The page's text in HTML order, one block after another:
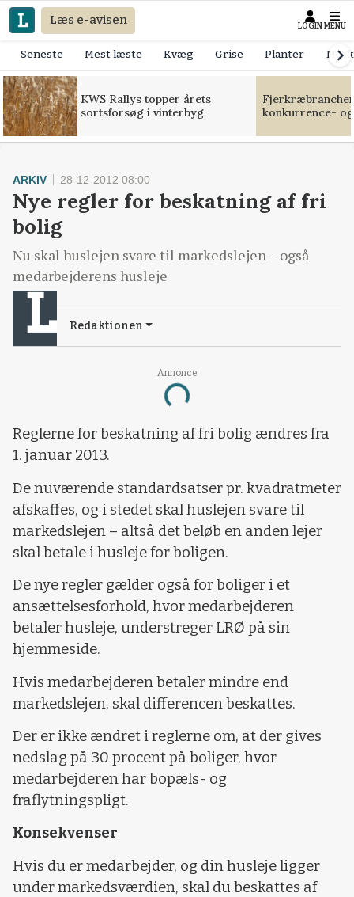
Læs e-avisen LOGIN MENU
Seneste Mest læste Kvæg Grise Planter
KWS Rallys topper årets
sortsforsøg i vinterbyg
konkurrence-
Annonce
Loading...
ARKIV 28-12-2012 08:00
Nye regler for beskatning af fri
bolig
Nu skal huslejen svare til markedslejen – også
medarbejderens husleje
Redaktionen
Reglerne for beskatning af fri bolig ændres fra
1. januar 2013.
De nuværende standardsatser pr. kvadratmeter
afskaffes, og i stedet skal huslejen svare til
markedslejen – altså det beløb en anden lejer
skal betale i husleje for boligen.
De nye regler gælder også for boliger i et
ansættelsesforhold, hvor medarbejderen
betaler husleje, understreger LRØ på sin
hjemmeside.
Hvis medarbejderen betaler mindre end
markedslejen, skal differencen beskattes.
Der er ikke ændret i reglerne om, at der gives
nedslag på 30 procent på boliger, hvor
medarbejderen har bopæls- og
fraflytningspligt.
Konsekvenser
Hvis du er medarbejder, og din husleje ligger
under markedsværdien, skal du beskattes af